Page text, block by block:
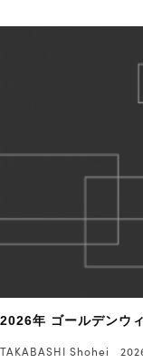
2026年 ゴールデンウ
TAKABASHI Shohei